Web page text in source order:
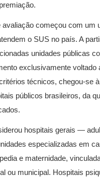
começou com um
o SUS no país. A
unidades públicas
exclusivamente voltado
técnicos, chegou-se
públicos brasileiros, da
hospitais gerais —
especializadas em
e maternidade,
ou municipal. Hospitais